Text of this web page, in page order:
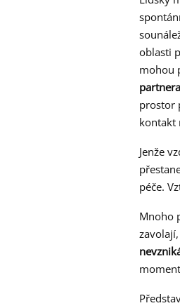
oblasti
mohou
partnera
prostor
kontakt
Jenže
péče.
Mnoho